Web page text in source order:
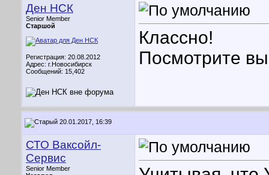
Ден НСК
Senior Member
Старшой
Регистрация: 20.08.2012
Адрес: г.Новосибирск
Сообщений: 15,402
Классно!
Посмотрите
20.01.2017, 16:39
СТО Ваксойл-
Сервис
Senior Member